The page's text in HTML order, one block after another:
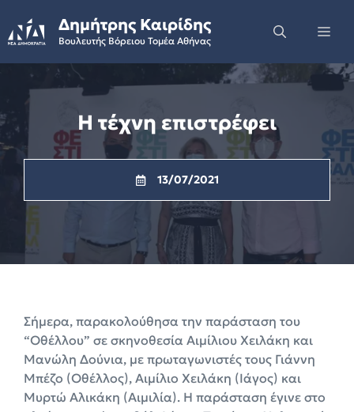
to
content
Δημήτρης Καιρίδης
Βουλευτής Βόρειου Τομέα Αθήνας
Η τέχνη επιστρέφει
13/07/2021
Σήμερα, παρακολούθησα την παράσταση του
“Οθέλλου” σε σκηνοθεσία Αιμίλιου Χειλάκη και
Μανώλη Δούνια, με πρωταγωνιστές τους Γιάννη
Μπέζο (Οθέλλος), Αιμίλιο Χειλάκη (Ιάγος) και
Μυρτώ Αλικάκη (Αιμιλία). Η παράσταση έγινε στο